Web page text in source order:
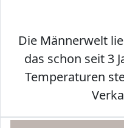
Die Männerwelt
das schon seit 3
Temperaturen